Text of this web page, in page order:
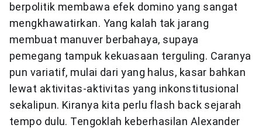
berpolitik membawa efek domino yang sangat
mengkhawatirkan. Yang kalah tak jarang
membuat manuver berbahaya, supaya
pemegang tampuk kekuasaan terguling. Caranya
pun variatif, mulai dari yang halus, kasar bahkan
lewat aktivitas-aktivitas yang inkonstitusional
sekalipun. Kiranya kita perlu flash back sejarah
tempo dulu. Tengoklah keberhasilan Alexander